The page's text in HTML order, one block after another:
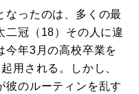
ったのは、多くの最
二冠（18）その人に違
今年3月の高校卒業を
用される。しかし、
彼のルーティンを乱す